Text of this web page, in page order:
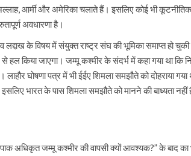
आर्मी और अमेरिका चलाते हैं। इसलिए कोई भी
अवधारणा है।
लद्दाख के विषय में संयुक्त राष्ट्र संघ की भूमिका समाप्त हो
ढंग से हल किया जाएगा। जम्मू कश्मीर के संदर्भ में कहा गया था
घोषणा पत्र में भी ईईए शिमला समझौते को दोहराया
भारत के पास शिमला समझौते को मानने की बाध्यता
अधिकृत जम्मू कश्मीर की वापसी क्यों आवश्यक?” के बाद